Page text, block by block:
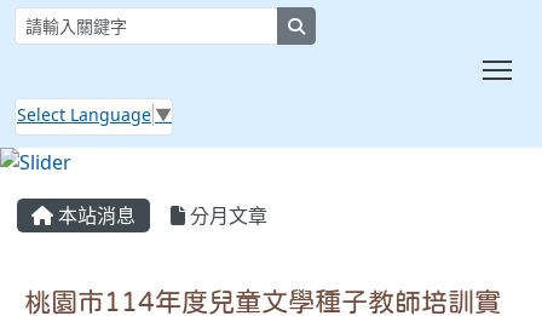
Select Language ▼
本站消息 分月文章
桃園市114年度兒童文學種子教師培訓實